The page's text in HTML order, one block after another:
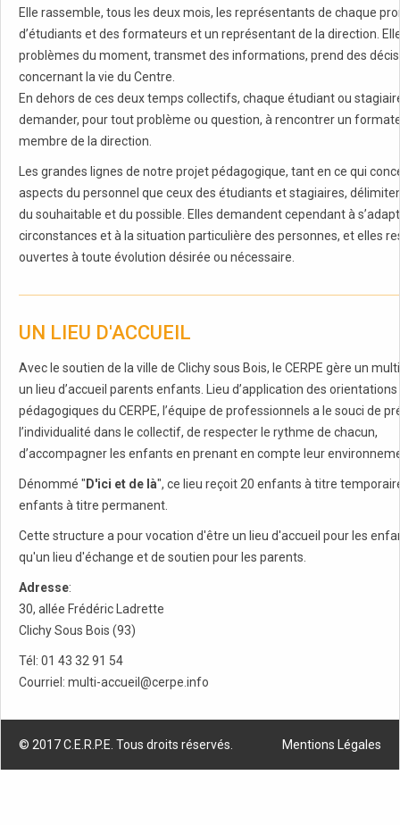
Elle rassemble, tous les deux mois, les représentants de chaque
d’étudiants et des formateurs et un représentant de la direction.
problèmes du moment, transmet des informations, prend des
concernant la vie du Centre.
En dehors de ces deux temps collectifs, chaque étudiant ou
demander, pour tout problème ou question, à rencontrer un
membre de la direction.
Les grandes lignes de notre projet pédagogique, tant en ce qui
aspects du personnel que ceux des étudiants et stagiaires,
du souhaitable et du possible. Elles demandent cependant à
circonstances et à la situation particulière des personnes, et elles
ouvertes à toute évolution désirée ou nécessaire.
UN LIEU D'ACCUEIL
Avec le soutien de la ville de Clichy sous Bois, le CERPE gère un
un lieu d’accueil parents enfants. Lieu d’application des orientations
pédagogiques du CERPE, l’équipe de professionnels a le souci de
l’individualité dans le collectif, de respecter le rythme de chacun,
d’accompagner les enfants en prenant en compte leur
Dénommé " D'ici et de là", ce lieu reçoit 20 enfants à titre
enfants à titre permanent.
Cette structure a pour vocation d'être un lieu d'accueil pour les
qu'un lieu d'échange et de soutien pour les parents.
Adresse:
30, allée Frédéric Ladrette
Clichy Sous Bois (93)
Tél: 01 43 32 91 54
Courriel: multi-accueil@cerpe.info
© 2017 C.E.R.P.E. Tous droits réservés. Mentions Légales